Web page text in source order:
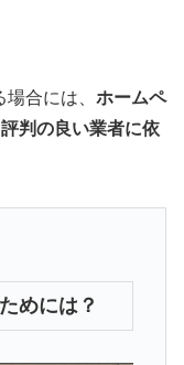
合には、 ホームペ
判の良い業者に依
めには？